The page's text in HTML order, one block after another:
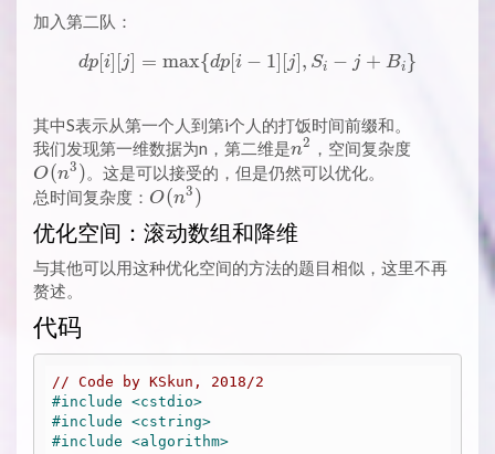
加入第二队：
dp[i][j] = \max \{dp[i -
dp[i] [j] = max{dp[i − 1] [j], Si − j + Bi}
其中S表示从第一个人到第i个人的打饭时间前缀和。
我们发现第一维数据为n，第二维是n^2
n2 ，空间复杂度
O(n3 )。这是可以接受的，但是仍然可以优化。
总时间复杂度： O(n^3)
O(n3 )
优化空间：滚动数组和降维
与其他可以用这种优化空间的方法的题目相似，这里不再
赘述。
代码
// Code by KSkun, 2018/2
#include <cstdio>
#include <cstring>
#include <algorithm>